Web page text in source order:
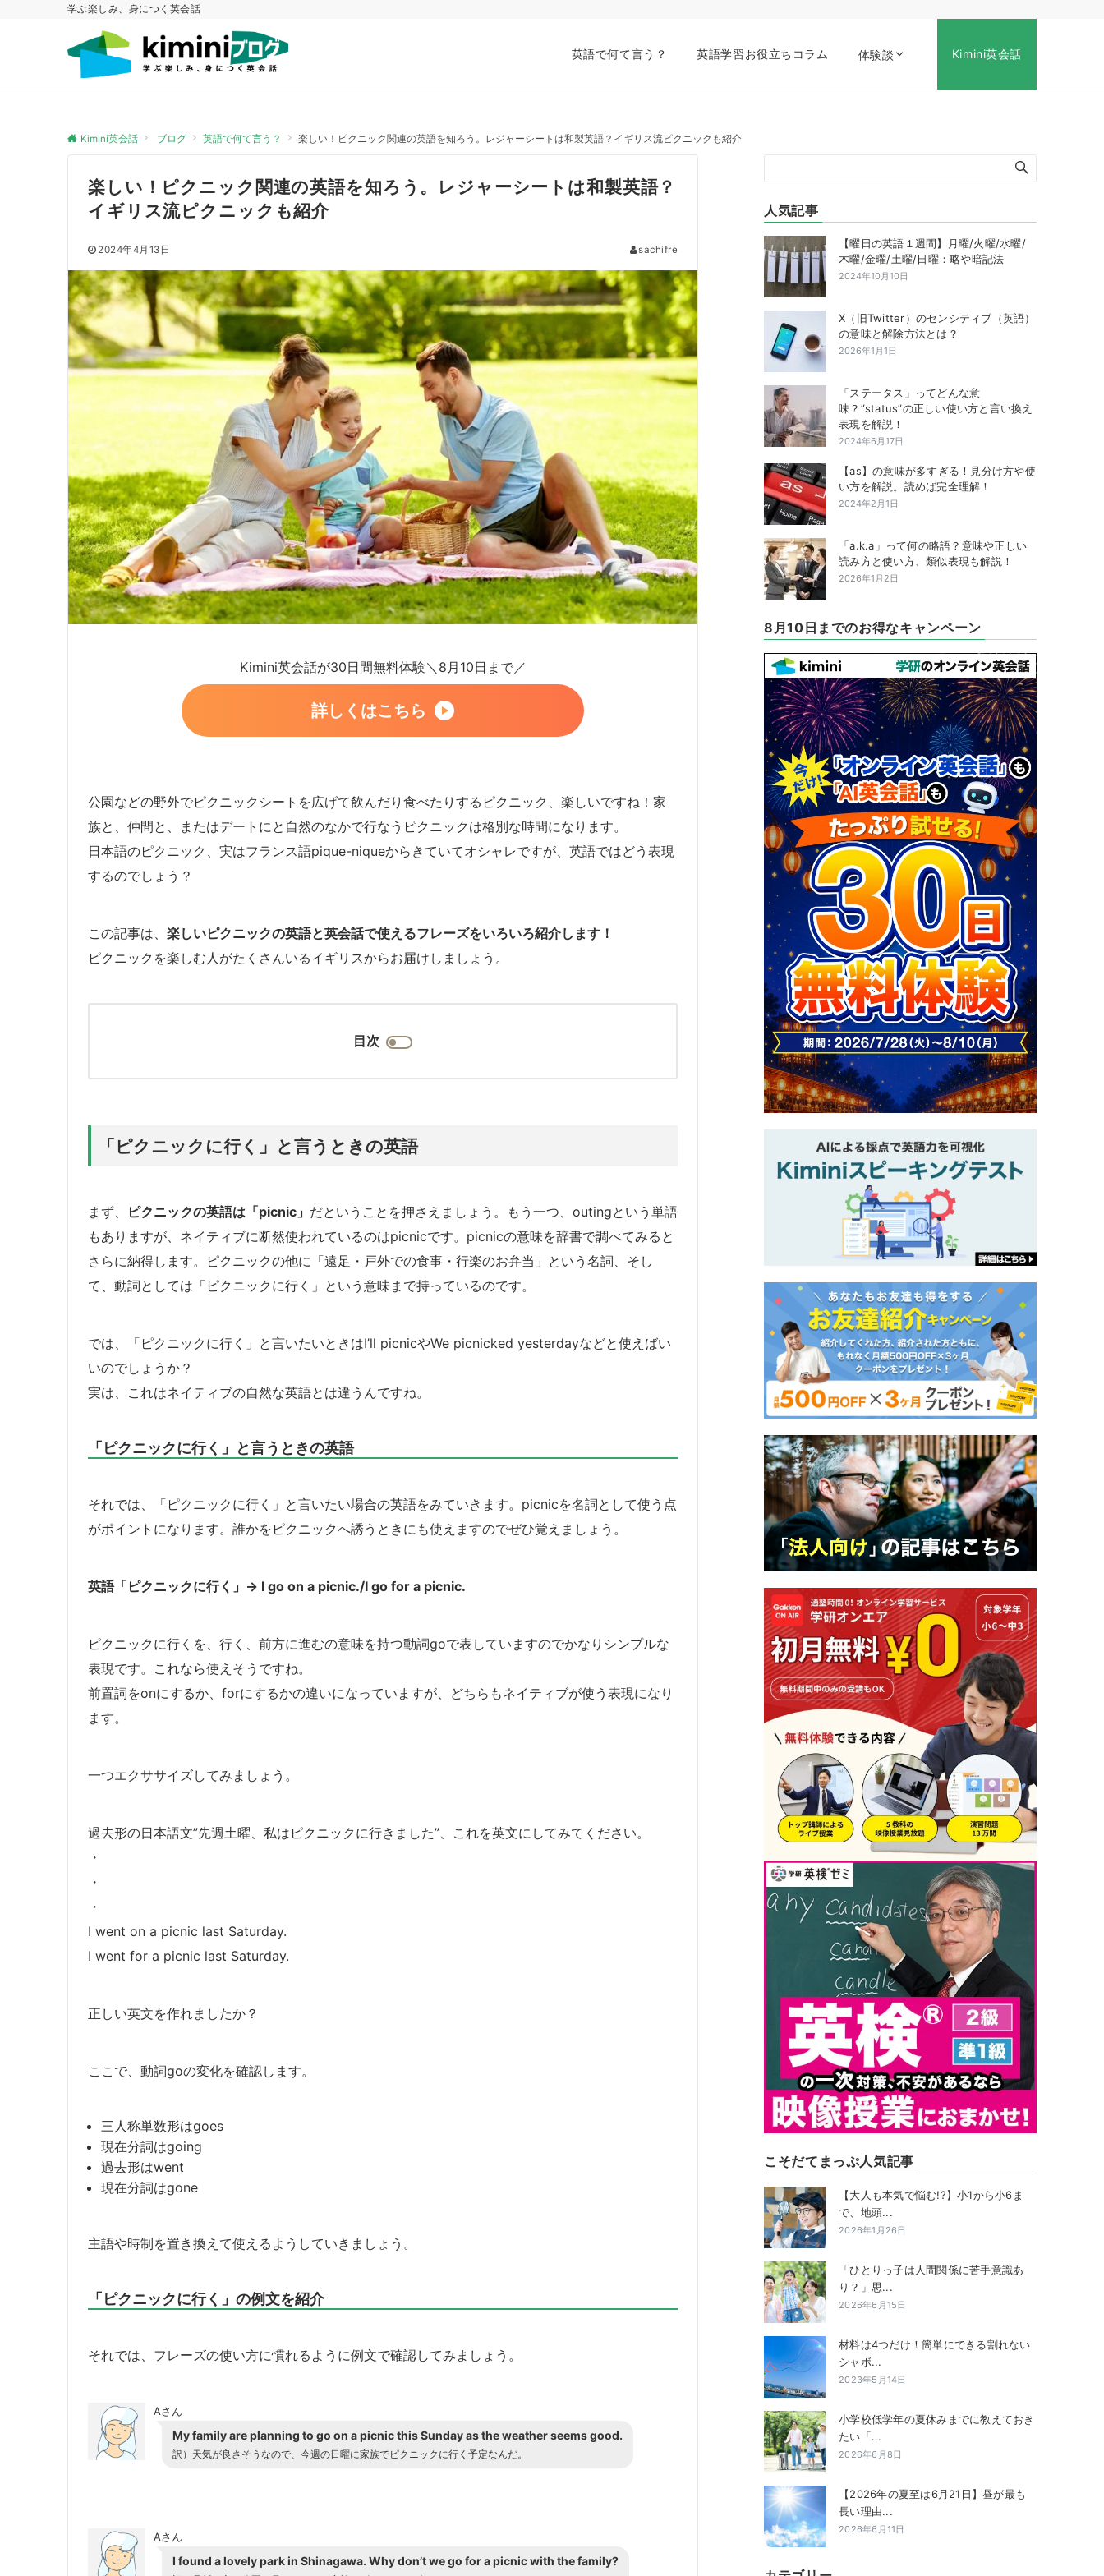
学ぶ楽しみ、身につく英会話
英語で何て言う？ 英語学習お役立ちコラム 体験談 Kimini英会話
Kimini英会話 ブログ 英語で何て言う？ 楽しい！ピクニック関連の英語を知ろう。レジャーシートは和製英語？イギリス流ピクニックも紹介
楽しい！ピクニック関連の英語を知ろう。レジャーシートは和製英語？
イギリス流ピクニックも紹介
2024年4月13日 sachifre
Kimini英会話が30日間無料体験＼8月10日まで／
詳しくはこちら
公園などの野外でピクニックシートを広げて飲んだり食べたりするピクニック、楽しいですね！家
族と、仲間と、またはデートにと自然のなかで行なうピクニックは格別な時間になります。
日本語のピクニック、実はフランス語pique-niqueからきていてオシャレですが、英語ではどう表現
するのでしょう？
この記事は、 楽しいピクニックの英語と英会話で使えるフレーズをいろいろ紹介します！
ピクニックを楽しむ人がたくさんいるイギリスからお届けしましょう。
目次
「ピクニックに行く」と言うときの英語
まず、 ピクニックの英語は「picnic」 だということを押さえましょう。もう一つ、outingという単語
もありますが、ネイティブに断然使われているのはpicnicです。picnicの意味を辞書で調べてみると
さらに納得します。ピクニックの他に「遠足・戸外での食事・行楽のお弁当」という名詞、そし
て、動詞としては「ピクニックに行く」という意味まで持っているのです。
では、「ピクニックに行く」と言いたいときはI’ll picnicやWe picnicked yesterdayなどと使えばい
いのでしょうか？
実は、これはネイティブの自然な英語とは違うんですね。
「ピクニックに行く」と言うときの英語
それでは、「ピクニックに行く」と言いたい場合の英語をみていきます。picnicを名詞として使う点
がポイントになります。誰かをピクニックへ誘うときにも使えますのでぜひ覚えましょう。
英語「ピクニックに行く」→ I go on a picnic./I go for a picnic.
ピクニックに行くを、行く、前方に進むの意味を持つ動詞goで表していますのでかなりシンプルな
表現です。これなら使えそうですね。
前置詞をonにするか、forにするかの違いになっていますが、どちらもネイティブが使う表現になり
ます。
一つエクササイズしてみましょう。
過去形の日本語文”先週土曜、私はピクニックに行きました”、これを英文にしてみてください。
・
・
・
I went on a picnic last Saturday.
I went for a picnic last Saturday.
正しい英文を作れましたか？
ここで、動詞goの変化を確認します。
三人称単数形はgoes
現在分詞はgoing
過去形はwent
現在分詞はgone
主語や時制を置き換えて使えるようしていきましょう。
「ピクニックに行く」の例文を紹介
それでは、フレーズの使い方に慣れるように例文で確認してみましょう。
Aさん
My family are planning to go on a picnic this Sunday as the weather seems good.
訳）天気が良さそうなので、今週の日曜に家族でピクニックに行く予定なんだ。
Aさん
I found a lovely park in Shinagawa. Why don’t we go for a picnic with the family?
人気記事
【曜日の英語１週間】月曜/火曜/水曜/
木曜/金曜/土曜/日曜：略や暗記法
2024年10月10日
X（旧Twitter）のセンシティブ（英語）
の意味と解除方法とは？
2026年1月1日
「ステータス」ってどんな意
味？”status”の正しい使い方と言い換え
表現を解説！
2024年6月17日
【as】の意味が多すぎる！見分け方や使
い方を解説。読めば完全理解！
2024年2月1日
「a.k.a」って何の略語？意味や正しい
読み方と使い方、類似表現も解説！
2026年1月2日
8月10日までのお得なキャンペーン
こそだてまっぷ人気記事
【大人も本気で悩む!?】小1から小6ま
で、地頭...
2026年1月26日
「ひとりっ子は人間関係に苦手意識あ
り？」思...
2026年6月15日
材料は4つだけ！簡単にできる割れない
シャボ...
2023年5月14日
小学校低学年の夏休みまでに教えておき
たい「...
2026年6月8日
【2026年の夏至は6月21日】昼が最も
長い理由...
2026年6月11日